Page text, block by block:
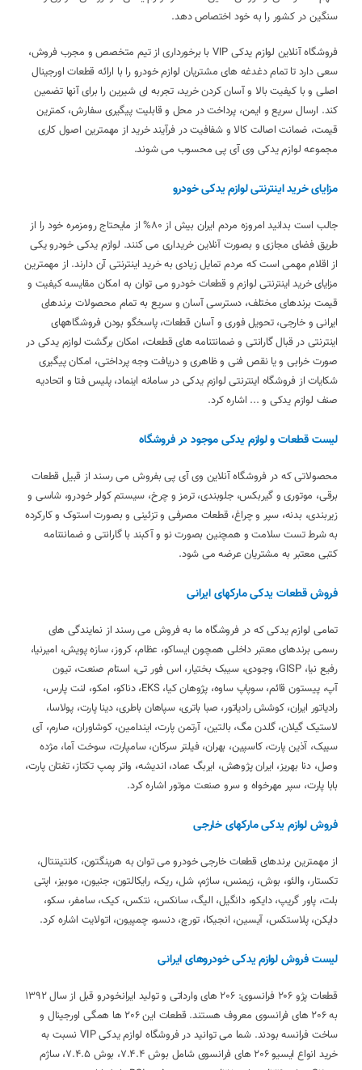
سنگین در کشور را به خود اختصاص دهد.
فروشگاه آنلاین لوازم یدکی VIP با برخورداری از تیم متخصص و مجرب فروش،
سعی دارد تا تمام دغدغه های مشتریان لوازم خودرو را با ارائه قطعات اورجینال
اصلی و با کیفیت بالا و آسان کردن خرید، تجربه ای شیرین را برای آنها تضمین
کند. ارسال سریع و ایمن، پرداخت در محل و قابلیت پیگیری سفارش، کمترین
قیمت، ضمانت اصالت کالا و شفافیت در فرآیند خرید از مهمترین اصول کاری
مجموعه لوازم یدکی وی آی پی محسوب می شوند.
مزایای خرید اینترنتی لوازم یدکی خودرو
جالب است بدانید امروزه مردم ایران بیش از 80% از مایحتاج رومزمره خود را از
طریق فضای مجازی و بصورت آنلاین خریداری می کنند. لوازم یدکی خودرو یکی
از اقلام مهمی است که مردم تمایل زیادی به خرید اینترنتی آن دارند. از مهمترین
مزایای خرید اینترنتی لوازم و قطعات خودرو می توان به امکان مقایسه کیفیت و
قیمت برندهای مختلف، دسترسی آسان و سریع به تمام محصولات برندهای
ایرانی و خارجی، تحویل فوری و آسان قطعات، پاسخگو بودن فروشگاههای
اینترنتی در قبال گارانتی و ضمانتنامه های قطعات، امکان برگشت لوازم یدکی در
صورت خرابی و یا نقص فنی و ظاهری و دریافت وجه پرداختی، امکان پیگیری
شکایات از فروشگاه اینترنتی لوازم یدکی در سامانه اینماد، پلیس فتا و اتحادیه
صنف لوازم یدکی و ... اشاره کرد.
لیست قطعات و لوازم یدکی موجود در فروشگاه
محصولاتی که در فروشگاه آنلاین وی آی پی بفروش می رسند از قبیل قطعات
برقی، موتوری و گیربکس، جلوبندی، ترمز و چرخ، سیستم کولر خودرو، شاسی و
زیربندی، بدنه، سپر و چراغ، قطعات مصرفی و تزئینی و بصورت استوک و کارکرده
به شرط تست سلامت و همچنین بصورت نو و آکبند با گارانتی و ضمانتنامه
کتبی معتبر به مشتریان عرضه می شود.
فروش قطعات یدکی مارکهای ایرانی
تمامی لوازم یدکی که در فروشگاه ما به فروش می رسند از نمایندگی های
رسمی برندهای معتبر داخلی همچون ایساکو، عظام، کروز، سازه پویش، امیرنیا،
رفیع نیا، GISP، وجودی، سیبک بختیار، اس فور تی، استام صنعت، تیون
آپ، پیستون قائم، سوپاپ ساوه، پژوهان کیا، EKS، دناکو، امکو، لنت پارس،
رادیاتور ایران، کوشش رادیاتور، صبا باتری، سپاهان باطری، دینا پارت، پولاسا،
لاستیک گیلان، گلدن مگ، بالتین، آرتمن پارت، ایندامین، کوشاوران، صارم، آی
سیبک، آذین پارت، کاسپین، بهران، فیلتر سرکان، سامپارت، سوخت آما، مژده
وصل، دنا بهریز، ایران پژوهش، ایربگ عماد، اندیشه، واتر پمپ تکتاز، تفتان پارت،
بابا پارت، سپر مهرخواه و سرو صنعت موتور اشاره کرد.
فروش لوازم یدکی مارکهای خارجی
از مهمترین برندهای قطعات خارجی خودرو می توان به هرینگتون، کانتیننتال،
تکستار، والئو، بوش، زیمنس، ساژم، شل، ریک، رایکالتون، جنیون، موبیز، اپتی
بلت، پاور گریپ، دایکو، دانگیل، الیگ، سانکس، نتکس، کیک، سامفر، سکو،
دایکن، پلاستکس، آیسین، انجیکا، تورچ، دنسو، چمپیون، اتولایت اشاره کرد.
لیست فروش لوازم یدکی خودروهای ایرانی
قطعات پژو 206 فرانسوی: 206 های وارداتی و تولید ایرانخودرو قبل از سال 1392
به 206 های فرانسوی معروف هستند. قطعات این 206 ها همگی اورجینال و
ساخت فرانسه بودند. شما می توانید در فروشگاه لوازم یدکی VIP نسبت به
خرید انواع ایسیو 206 های فرانسوی شامل بوش 7.4.4، بوش 7.4.5، ساژم